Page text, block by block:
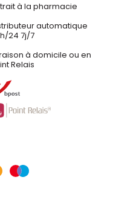
à la pharmacie
automatique
24 7j/7
à domicile ou en
Relais